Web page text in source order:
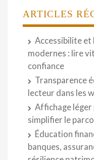
ARTICLES
Accessibilite et
modernes : lire
confiance
Transparence
lecteur dans les
Affichage léger
simplifier le
Éducation
banques,